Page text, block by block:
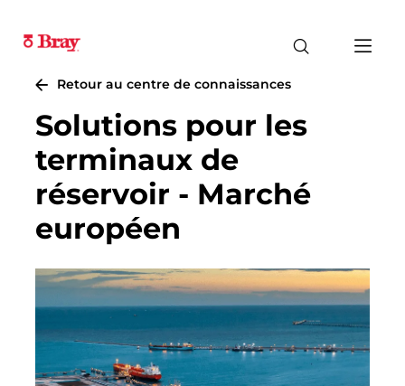
Retour au centre de connaissances
Solutions pour les
terminaux de
réservoir - Marché
européen